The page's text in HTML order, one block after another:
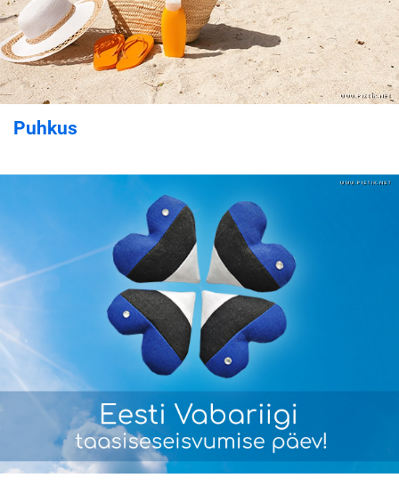
Puhkus